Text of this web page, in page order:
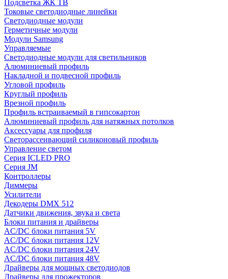
Подсветка ЖК ТВ
Токовые светодиодные линейки
Светодиодные модули
Герметичные модули
Модули Samsung
Управляемые
Светодиодные модули для светильников
Алюминиевый профиль
Накладной и подвесной профиль
Угловой профиль
Круглый профиль
Врезной профиль
Профиль встраиваемый в гипсокартон
Алюминиевый профиль для натяжных потолков
Аксессуары для профиля
Светорассеивающий силиконовый профиль
Управление светом
Серия ICLED PRO
Серия JM
Контроллеры
Диммеры
Усилители
Декодеры DMX 512
Датчики движения, звука и света
Блоки питания и драйверы
AC/DC блоки питания 5V
AC/DC блоки питания 12V
AC/DC блоки питания 24V
AC/DC блоки питания 48V
Драйверы для мощных светодиодов
Драйверы для прожекторов